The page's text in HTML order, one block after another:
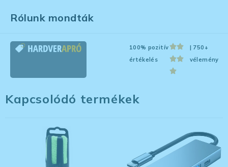
Rólunk mondták
100% pozitív
értékelés
| 750+
vélemény
Kapcsolódó termékek